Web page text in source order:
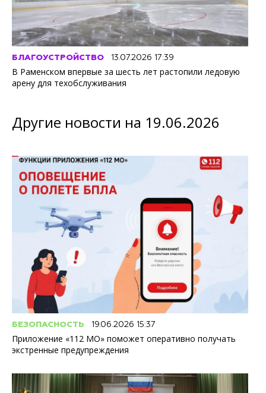
БЛАГОУСТРОЙСТВО 13.07.2026 17:39
В Раменском впервые за шесть лет растопили ледовую
арену для техобслуживания
Другие новости на 19.06.2026
БЕЗОПАСНОСТЬ 19.06.2026 15:37
Приложение «112 МО» поможет оперативно получать
экстренные предупреждения